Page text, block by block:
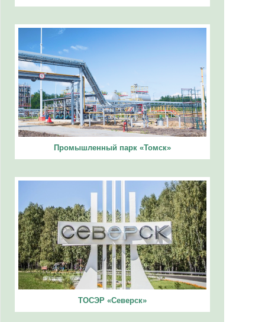
Промышленный парк «Томск»
ТОСЭР «Северск»